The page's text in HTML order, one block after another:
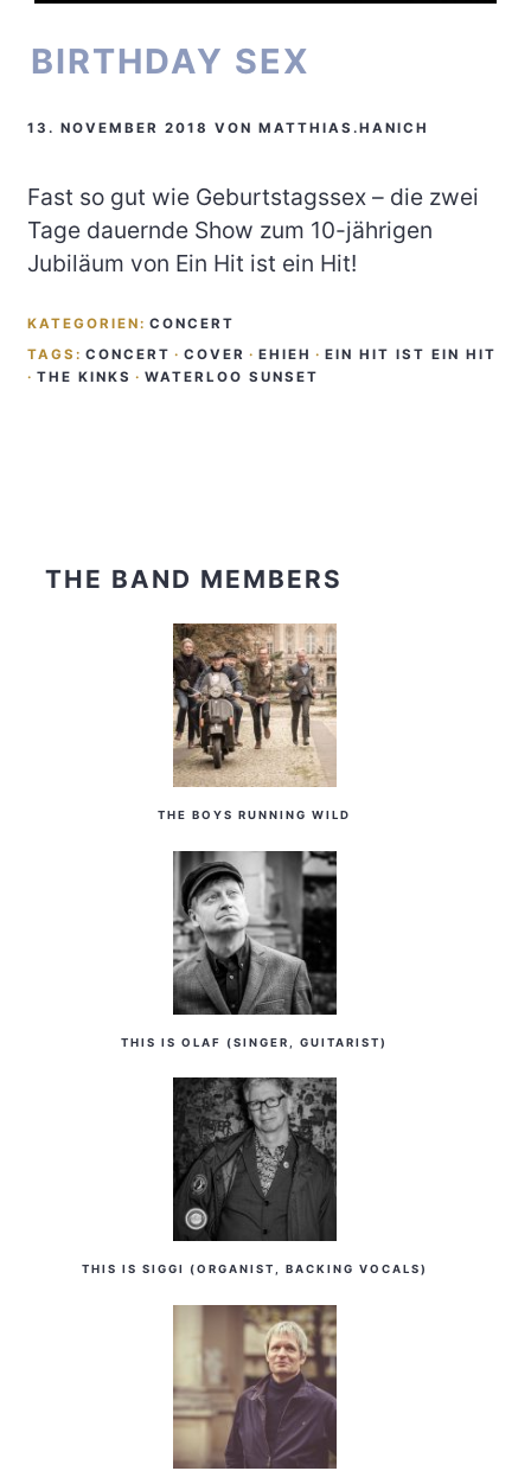
BIRTHDAY SEX
13. NOVEMBER 2018 VONMATTHIAS.HANICH
Fast so gut wie Geburtstagssex – die zwei
Tage dauernde Show zum 10-jährigen
Jubiläum von Ein Hit ist ein Hit!
KATEGORIEN: CONCERT
TAGS: CONCERT · COVER · EHIEH · EIN HIT IST EIN HIT
· THE KINKS · WATERLOO SUNSET
THE BAND MEMBERS
THE BOYS RUNNING WILD
THIS IS OLAF (SINGER, GUITARIST)
THIS IS SIGGI (ORGANIST, BACKING VOCALS)